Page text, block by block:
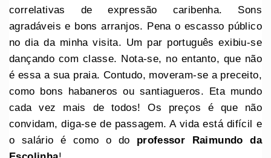
correlativas de expressão caribenha. Sons
agradáveis e bons arranjos. Pena o escasso público
no dia da minha visita. Um par português exibiu-se
dançando com classe. Nota-se, no entanto, que não
é essa a sua praia. Contudo, moveram-se a preceito,
como bons habaneros ou santiagueros. Eta mundo
cada vez mais de todos! Os preços é que não
convidam, diga-se de passagem. A vida está difícil e
o salário é como o do professor Raimundo da